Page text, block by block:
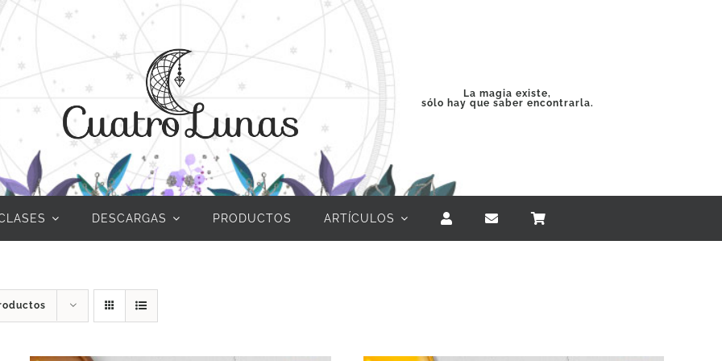
La magia existe,
sólo hay que saber encontrarla.
DESCARGAS PRODUCTOS ARTÍCULOS